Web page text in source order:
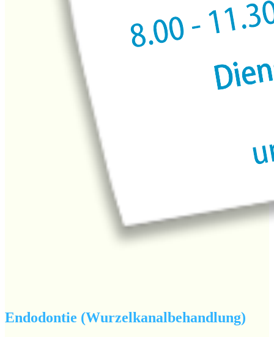
Endodontie (Wurzelkanalbehandlung)